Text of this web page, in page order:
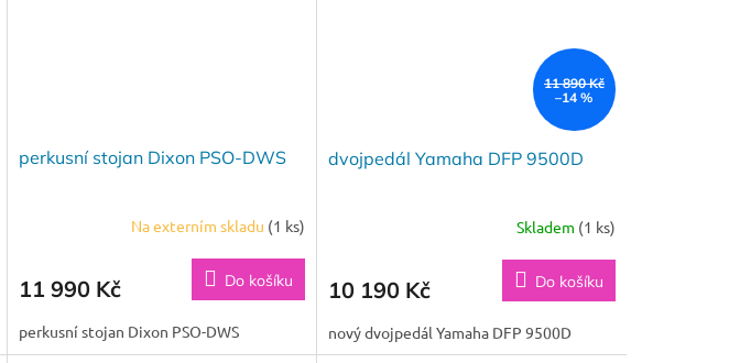
perkusní stojan Dixon PSO-DWS
Na externím skladu (1 ks)
11 990 Kč Do košíku
perkusní stojan Dixon PSO-DWS
11 890 Kč
–14 %
dvojpedál Yamaha DFP 9500D
Skladem (1 ks)
10 190 Kč Do košíku
nový dvojpedál Yamaha DFP 9500D